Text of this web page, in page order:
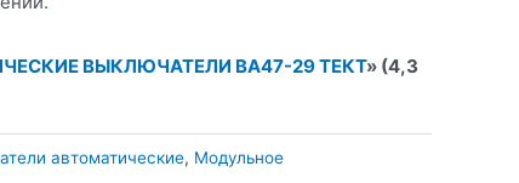
ВЫКЛЮЧАТЕЛИ ВА47-29 ТЕКТ» (4,3
автоматические, Модульное